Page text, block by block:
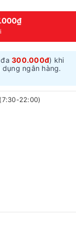
đa300.000đ) khi
dụng ngân hàng.
(7:30-22:00)